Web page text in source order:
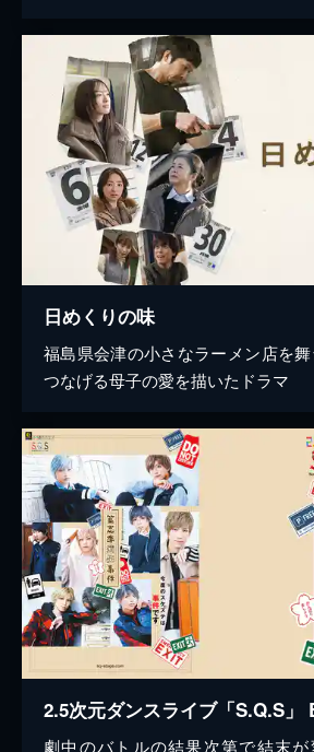
日めくりの味
福島県会津の小さなラーメン店を
つなげる母子の愛を描いたドラマ
劇中のバトルの結果次第で結末が